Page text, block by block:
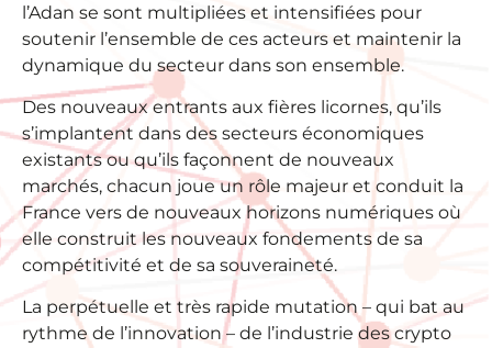
l’Adan se sont multipliées et intensifiées pour
soutenir l’ensemble de ces acteurs et maintenir la
dynamique du secteur dans son ensemble.
Des nouveaux entrants aux fières licornes, qu’ils
s’implantent dans des secteurs économiques
existants ou qu’ils façonnent de nouveaux
marchés, chacun joue un rôle majeur et conduit la
France vers de nouveaux horizons numériques où
elle construit les nouveaux fondements de sa
compétitivité et de sa souveraineté.
La perpétuelle et très rapide mutation – qui bat au
rythme de l’innovation – de l’industrie des crypto